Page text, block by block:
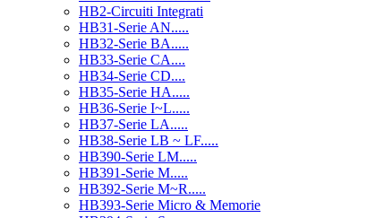
HB2-Circuiti Integrati
HB31-Serie AN.....
HB32-Serie BA.....
HB33-Serie CA....
HB34-Serie CD....
HB35-Serie HA.....
HB36-Serie I~L.....
HB37-Serie LA.....
HB38-Serie LB ~ LF.....
HB390-Serie LM.....
HB391-Serie M.....
HB392-Serie M~R.....
HB393-Serie Micro & Memorie